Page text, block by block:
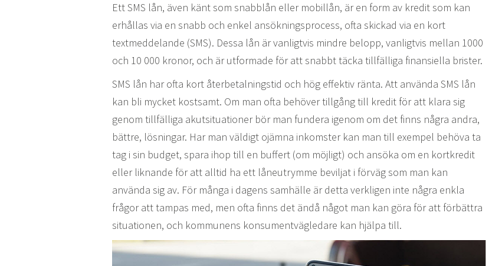
Ett SMS lån, även känt som snabblån eller mobillån, är en form av kredit som kan
erhållas via en snabb och enkel ansökningsprocess, ofta skickad via en kort
textmeddelande (SMS). Dessa lån är vanligtvis mindre belopp, vanligtvis mellan 1000
och 10 000 kronor, och är utformade för att snabbt täcka tillfälliga finansiella brister.
SMS lån har ofta kort återbetalningstid och hög effektiv ränta. Att använda SMS lån
kan bli mycket kostsamt. Om man ofta behöver tillgång till kredit för att klara sig
genom tillfälliga akutsituationer bör man fundera igenom om det finns några andra,
bättre, lösningar. Har man väldigt ojämna inkomster kan man till exempel behöva ta
tag i sin budget, spara ihop till en buffert (om möjligt) och ansöka om en kortkredit
eller liknande för att alltid ha ett låneutrymme beviljat i förväg som man kan
använda sig av. För många i dagens samhälle är detta verkligen inte några enkla
frågor att tampas med, men ofta finns det ändå något man kan göra för att förbättra
situationen, och kommunens konsumentvägledare kan hjälpa till.